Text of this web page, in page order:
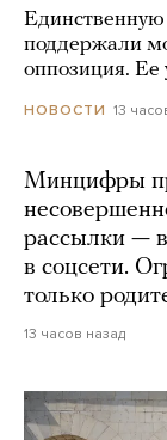
поддержали
оппозиция. Ее
НОВОСТИ 13
Минцифры
рассылки —
в соцсети.
только
13 часов назад